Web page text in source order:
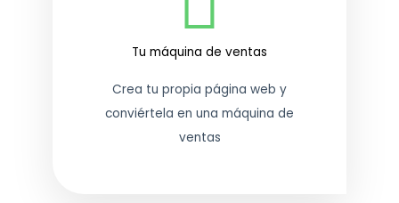
Tu máquina de ventas
Crea tu propia página web y
conviértela en una máquina de
ventas